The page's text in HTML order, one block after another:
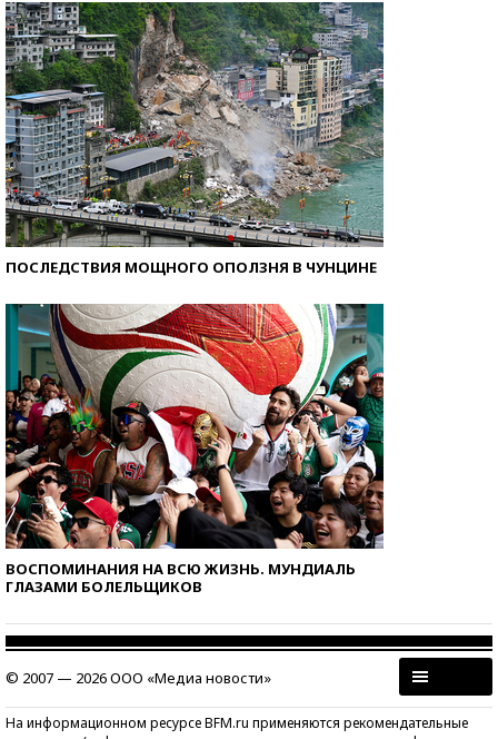
ПОСЛЕДСТВИЯ МОЩНОГО ОПОЛЗНЯ В ЧУНЦИНЕ
ВОСПОМИНАНИЯ НА ВСЮ ЖИЗНЬ. МУНДИАЛЬ
ГЛАЗАМИ БОЛЕЛЬЩИКОВ
© 2007 — 2026 ООО «Медиа новости»
На информационном ресурсе BFM.ru применяются рекомендательные